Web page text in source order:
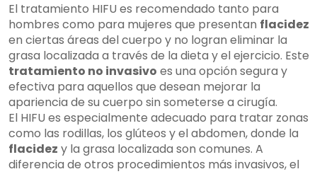
El tratamiento HIFU es recomendado tanto para
hombres como para mujeres que presentan flacidez
en ciertas áreas del cuerpo y no logran eliminar la
grasa localizada a través de la dieta y el ejercicio. Este
tratamiento no invasivo es una opción segura y
efectiva para aquellos que desean mejorar la
apariencia de su cuerpo sin someterse a cirugía.
El HIFU es especialmente adecuado para tratar zonas
como las rodillas, los glúteos y el abdomen, donde la
flacidez y la grasa localizada son comunes. A
diferencia de otros procedimientos más invasivos, el